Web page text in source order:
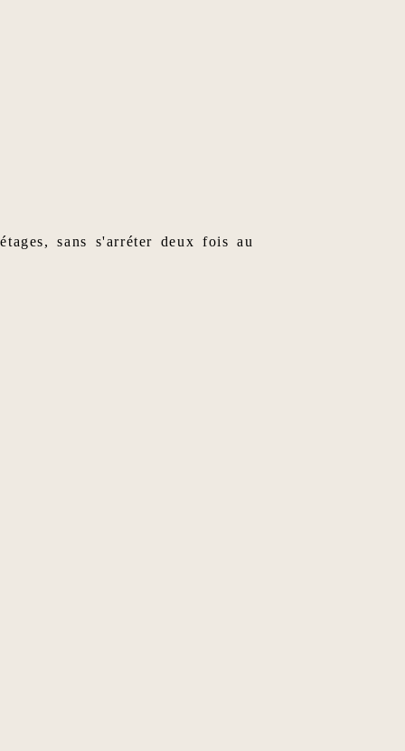
sans s'arréter deux fois au